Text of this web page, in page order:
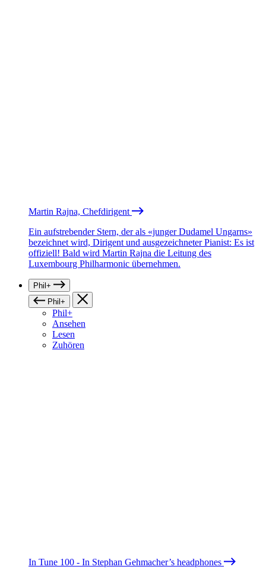
Martin Rajna, Chefdirigent
Ein aufstrebender Stern, der als «junger Dudamel Ungarns»
bezeichnet wird, Dirigent und ausgezeichneter Pianist: Es ist
offiziell! Bald wird Martin Rajna die Leitung des
Luxembourg Philharmonic übernehmen.
Phil+
Phil+
Phil+
Ansehen
Lesen
Zuhören
In Tune 100 - In Stephan Gehmacher’s headphones